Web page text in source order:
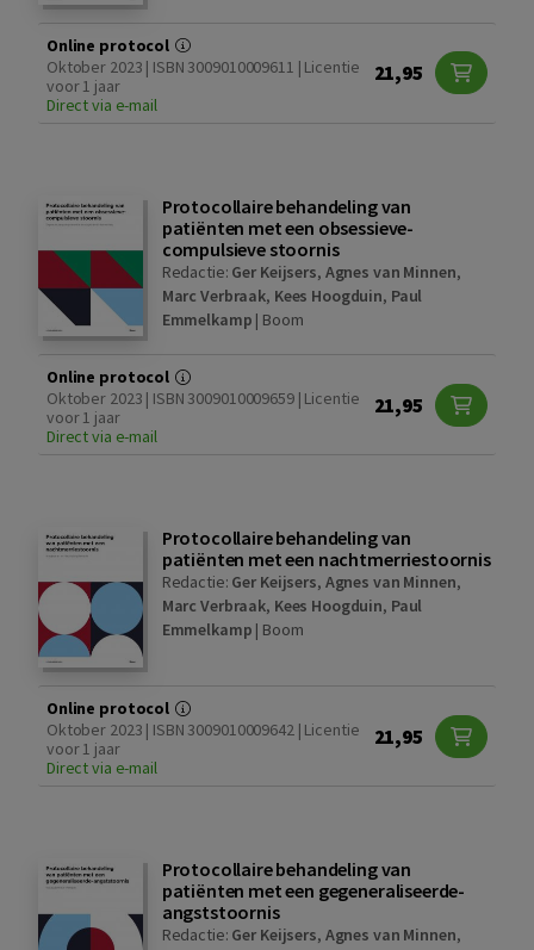
Online protocol
Oktober 2023 | ISBN 3009010009611 | Licentie
voor 1 jaar
Direct via e-mail
21,95
Protocollaire behandeling van
patiënten met een obsessieve-
compulsieve stoornis
Redactie: Ger Keijsers, Agnes van Minnen,
Marc Verbraak, Kees Hoogduin, Paul
Emmelkamp | Boom
Online protocol
Oktober 2023 | ISBN 3009010009659 | Licentie
voor 1 jaar
Direct via e-mail
21,95
Protocollaire behandeling van
patiënten met een nachtmerriestoornis
Redactie: Ger Keijsers, Agnes van Minnen,
Marc Verbraak, Kees Hoogduin, Paul
Emmelkamp | Boom
Online protocol
Oktober 2023 | ISBN 3009010009642 | Licentie
voor 1 jaar
Direct via e-mail
21,95
Protocollaire behandeling van
patiënten met een gegeneraliseerde-
angststoornis
Redactie: Ger Keijsers, Agnes van Minnen,